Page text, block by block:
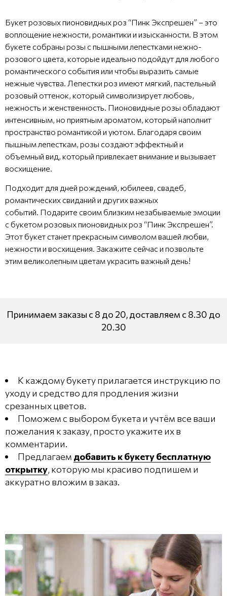
Букет розовых пионовидных роз “Пинк Экспрешен” – это
воплощение нежности, романтики и изысканности. В этом
букете собраны розы с пышными лепестками нежно-
розового цвета, которые идеально подойдут для любого
романтического события или чтобы выразить самые
нежные чувства. Лепестки роз имеют мягкий, пастельный
розовый оттенок, который символизирует любовь,
нежность и женственность. Пионовидные розы обладают
интенсивным, но приятным ароматом, который наполнит
пространство романтикой и уютом. Благодаря своим
пышным лепесткам, розы создают эффектный и
объемный вид, который привлекает внимание и вызывает
восхищение.
Подходит для дней рождений, юбилеев, свадеб,
романтических свиданий и других важных
событий. Подарите своим близким незабываемые эмоции
с букетом розовых пионовидных роз “Пинк Экспрешен”.
Этот букет станет прекрасным символом вашей любви,
нежности и восхищения. Закажите сейчас и позвольте
этим великолепным цветам украсить важный день!
Принимаем заказы с 8 до 20, доставляем с 8.30 до
20.30
К каждому букету прилагается инструкцию по
уходу и средство для продления жизни
срезанных цветов.
Поможем с выбором букета и учтём все ваши
пожелания к заказу, просто укажите их в
комментарии.
Предлагаем добавить к букету бесплатную
открытку, которую мы красиво подпишем и
аккуратно вложим в заказ.